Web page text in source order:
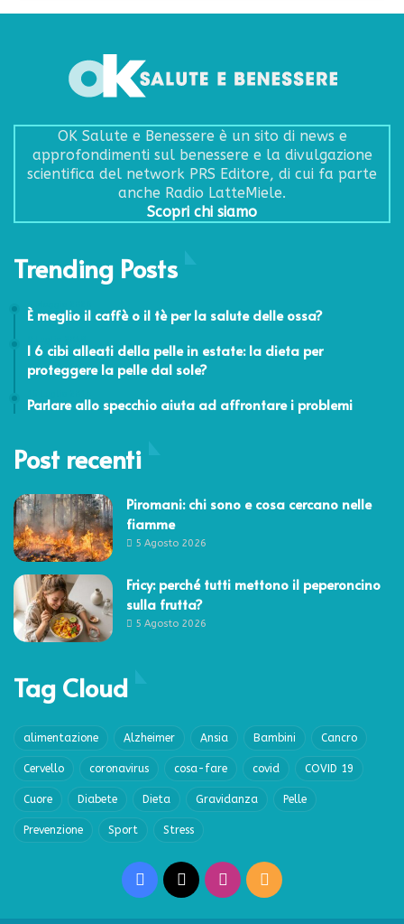
OK Salute e Benessere è un sito di news e
approfondimenti sul benessere e la divulgazione
scientifica del network PRS Editore, di cui fa parte
anche Radio LatteMiele.
Scopri chi siamo
Trending Posts
6 Maggio 2026
È meglio il caffè o il tè per la salute delle ossa?
I 6 cibi alleati della pelle in estate: la dieta per
proteggere la pelle dal sole?
Parlare allo specchio aiuta ad affrontare i problemi
Post recenti
Piromani: chi sono e cosa cercano nelle
fiamme
5 Agosto 2026
Fricy: perché tutti mettono il peperoncino
sulla frutta?
5 Agosto 2026
Tag Cloud
alimentazione Alzheimer Ansia Bambini Cancro
Cervello coronavirus cosa-fare covid COVID 19
Cuore Diabete Dieta Gravidanza Pelle
Prevenzione Sport Stress
Facebook Instagram
RSS